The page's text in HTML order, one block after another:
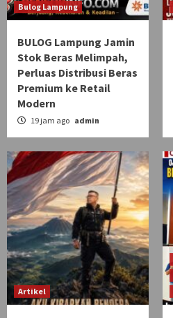
Bulog Lampung
BULOG Lampung Jamin
Stok Beras Melimpah,
Perluas Distribusi Beras
Premium ke Retail
Modern
19 jam ago admin
Artikel